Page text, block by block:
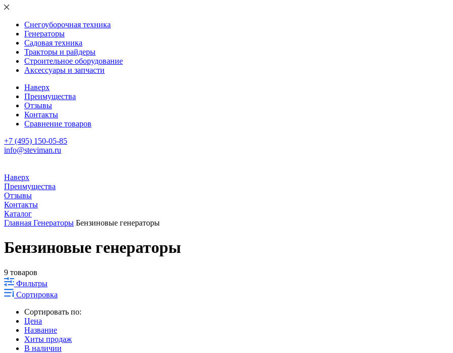
Снегоуборочная техника
Генераторы
Садовая техника
Тракторы и райдеры
Строительное оборудование
Аксессуары и запчасти
Наверх
Преимущества
Отзывы
Контакты
Сравнение товаров
+7 (495) 150-05-85
info@steviman.ru
Наверх
Преимущества
Отзывы
Контакты
Каталог
Главная Генераторы Бензиновые генераторы
Бензиновые генераторы
9 товаров
Фильтры
Сортировка
Сортировать по:
Цена
Название
Хиты продаж
В наличии